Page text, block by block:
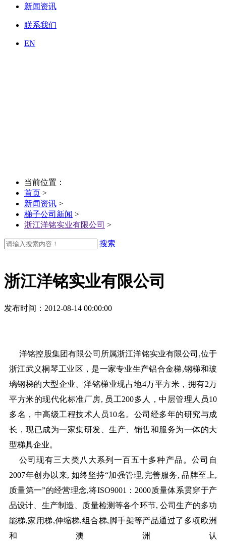
新闻资讯
联系我们
EN
当前位置：
首页 >
新闻资讯 >
梯子公司新闻 >
浙江洋铭实业有限公司 >
搜索
浙江洋铭实业有限公司
发布时间 ：2012-08-14 00:00:00
洋铭控股集团有限公司所属浙江洋铭实业有限公司,位于
浙江武义桐琴工业区，是一家专业生产铝合金梯,钢梯和玻
璃钢梯的大型企业。洋铭梯业现占地4万平方米，拥有2万
平方米的现代化标准厂房, 员工200多人，中层管理人员10
多名，中高级工程技术人员10名。公司经多年的研究与成
长，现已成为一家集研发、生产、销售和服务为一体的大
型梯具企业。
公司现有三大类八大系列一百五十多种产品。公司自
2007年创办以来, 如终坚持“加强管理,完善服务, 品牌至上,
质量第一”的经营理念,将ISO9001：2000质量体系贯穿于产
品设计、生产制造、质量检测等各个环节, 公司生产的多功
能梯,家用梯,伸缩梯,组合梯,脚手架等产品通过了多项欧洲
和澳洲认